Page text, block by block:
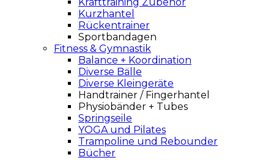
Kurzhantel
Rückentrainer
Sportbandagen
Fitness & Gymnastik
Balance + Koordination
Diverse Bälle
Diverse Kleingeräte
Handtrainer / Fingerhantel
Physiobänder + Tubes
Springseile
YOGA und Pilates
Trampoline und Rebounder
Bücher